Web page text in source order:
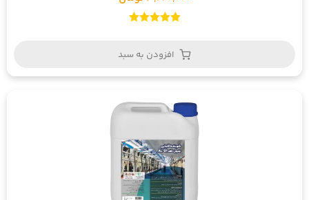
افزودن به سبد